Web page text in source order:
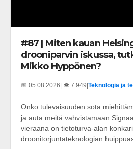
#87 | Miten kauan
drooniparvin iskussa,
Mikko Hyppönen?
📅 05.08.2026| 👁️ 7 949|Teknologia ja
Onko tulevaisuuden sota
ja auta meitä vahvistamaan
vieraana on tietoturva-alan
droonitorjuntateknologian